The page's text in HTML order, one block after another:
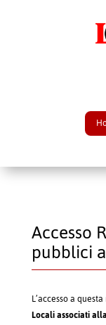
Accesso
pubblici
L’accesso a
Locali associati